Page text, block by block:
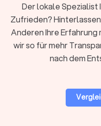
Auf Trustlocal finden Sie
dargestellt, sodass Sie
besser zu Ihnen passt.
Der lokale Spezialist
Zufrieden?
Anderen Ihre Erfahrung
wir so für mehr
nach dem